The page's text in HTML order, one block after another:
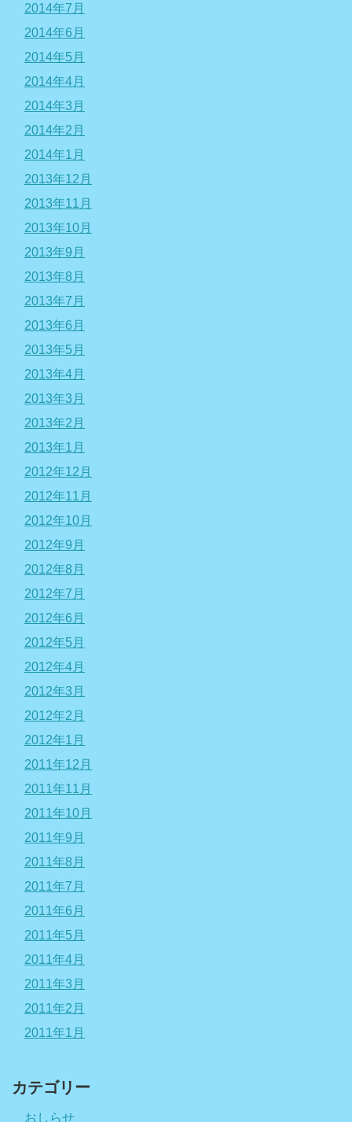
2014年7月
2014年6月
2014年5月
2014年4月
2014年3月
2014年2月
2014年1月
2013年12月
2013年11月
2013年10月
2013年9月
2013年8月
2013年7月
2013年6月
2013年5月
2013年4月
2013年3月
2013年2月
2013年1月
2012年12月
2012年11月
2012年10月
2012年9月
2012年8月
2012年7月
2012年6月
2012年5月
2012年4月
2012年3月
2012年2月
2012年1月
2011年12月
2011年11月
2011年10月
2011年9月
2011年8月
2011年7月
2011年6月
2011年5月
2011年4月
2011年3月
2011年2月
2011年1月
カテゴリー
おしらせ